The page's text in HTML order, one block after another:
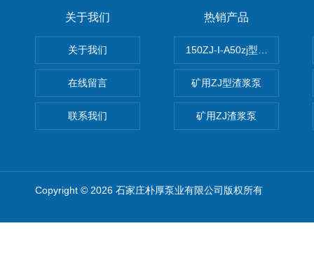
关于我们
关于我们
在线留言
联系我们
热销产品
150ZJ-I-A50zj型渣浆泵
矿用ZJ型渣浆泵
矿用ZJ渣浆泵
Copyright © 2026 石家庄朴厚泵业有限公司版权所有